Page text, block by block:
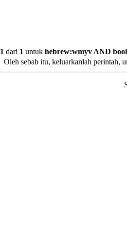
1 dari 1 untuk hebrew:wmyv AND
Oleh sebab itu, keluarkanlah perintah,